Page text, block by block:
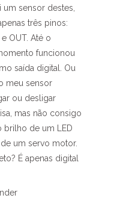
um sensor destes,
três pinos:
OUT. Até o
funcionou
saída digital. Ou
meu sensor
ou desligar
mas não consigo
brilho de um LED
um servo motor.
É apenas digital